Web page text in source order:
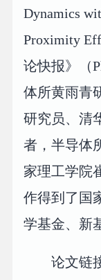
Dynamics
Proximity
论快报》（
体所黄雨青
研究员、清
者，半导体
家理工学院
作得到了国
学基金、新
论文链接